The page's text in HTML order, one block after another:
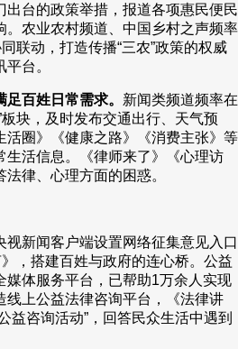
出台的政策举措，报道各项惠民便民
。农业农村频道、中国乡村之声频率
联动，打造传播“三农”政策的权威
台。
百姓日常需求。 新闻类频道频率在
块，及时发布交通出行、天气预
活圈》《健康之路》《消费主张》等
生活信息。《律师来了》《心理访
律、心理方面的困惑。
视新闻客户端设置网络征集意见入口
》，搭建百姓与政府的连心桥。公益
媒体服务平台，已帮助1万余人实现
线上公益法律咨询平台，《法律讲
益咨询活动”，回答民众生活中遇到